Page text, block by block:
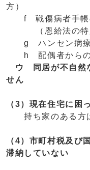
方）
f 戦傷病者手帳
（恩給法の特別
g ハンセン病療
h 配偶者からの
ウ 同居が不自然
せん
（3）現在住宅に困
持ち家のある方
（4）市町村税及び
滞納していない